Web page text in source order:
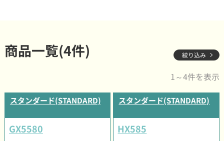
商品一覧(4件) 絞り込み
1～4件を表示
スタンダード(STANDARD)
GX5580
スタンダード(STANDARD)
HX585